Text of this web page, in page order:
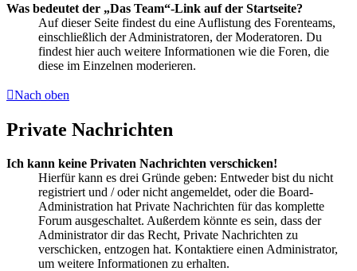
Was bedeutet der „Das Team“-Link auf der Startseite?
Auf dieser Seite findest du eine Auflistung des Forenteams,
einschließlich der Administratoren, der Moderatoren. Du
findest hier auch weitere Informationen wie die Foren, die
diese im Einzelnen moderieren.
Nach oben
Private Nachrichten
Ich kann keine Privaten Nachrichten verschicken!
Hierfür kann es drei Gründe geben: Entweder bist du nicht
registriert und / oder nicht angemeldet, oder die Board-
Administration hat Private Nachrichten für das komplette
Forum ausgeschaltet. Außerdem könnte es sein, dass der
Administrator dir das Recht, Private Nachrichten zu
verschicken, entzogen hat. Kontaktiere einen Administrator,
um weitere Informationen zu erhalten.